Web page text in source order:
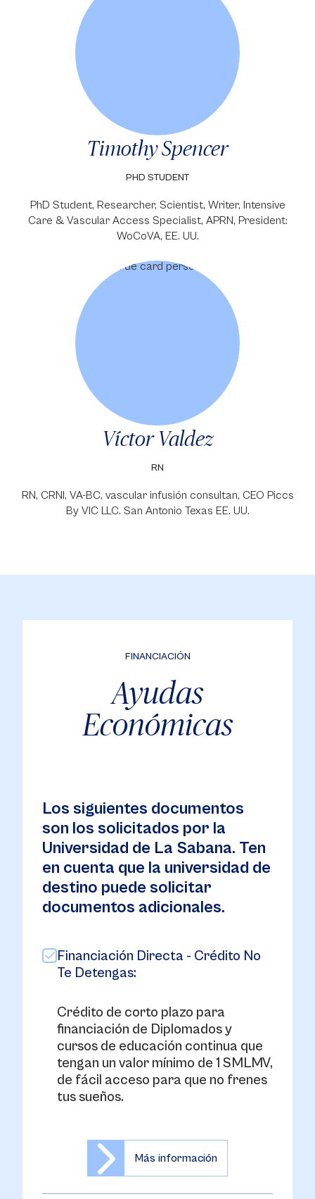
Timothy Spencer
PHD STUDENT
PhD Student, Researcher, Scientist, Writer, Intensive
Care & Vascular Access Specialist, APRN, President:
WoCoVA, EE. UU.
Víctor Valdez
RN
RN, CRNI, VA-BC, vascular infusión consultan, CEO Piccs
By VIC LLC. San Antonio Texas EE. UU.
FINANCIACIÓN
Ayudas
Económicas
Los siguientes documentos
son los solicitados por la
Universidad de La Sabana. Ten
en cuenta que la universidad de
destino puede solicitar
documentos adicionales.
Financiación Directa - Crédito No
Te Detengas:
Crédito de corto plazo para
financiación de Diplomados y
cursos de educación continua que
tengan un valor mínimo de 1 SMLMV,
de fácil acceso para que no frenes
tus sueños.
Más información